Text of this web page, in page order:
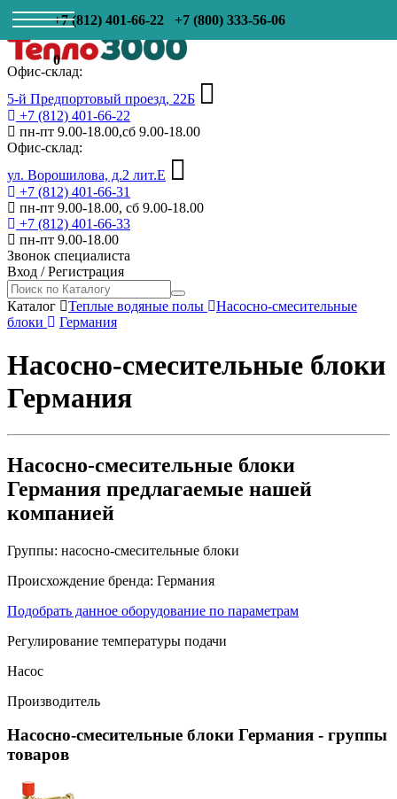
+7 (812) 401-66-22 +7 (800) 333-56-06
0
Офис-склад:
5-й Предпортовый проезд, 22Б
+7 (812) 401-66-22
пн-пт 9.00-18.00,сб 9.00-18.00
Офис-склад:
ул. Ворошилова, д.2 лит.Е
+7 (812) 401-66-31
пн-пт 9.00-18.00, сб 9.00-18.00
+7 (812) 401-66-33
пн-пт 9.00-18.00
Звонок специалиста
Вход /Регистрация
Каталог Теплые водяные полы
Насосно-смесительные
блоки
Германия
Насосно-смесительные блоки
Германия
Насосно-смесительные блоки
Германия предлагаемые нашей
компанией
Группы: насосно-смесительные блоки
Происхождение бренда: Германия
Подобрать данное оборудование по параметрам
Регулирование температуры подачи
Насос
Производитель
Насосно-смесительные блоки Германия - группы
товаров